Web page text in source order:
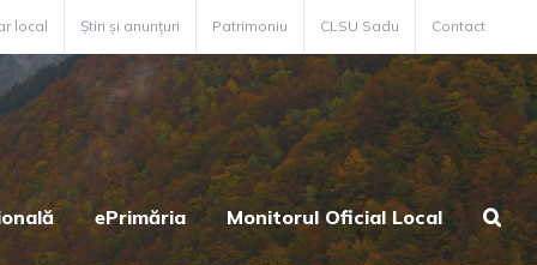
local Știri și anunțuri Patrimoniu CLSU Sadu Contact
ePrimăria Monitorul Oficial Local